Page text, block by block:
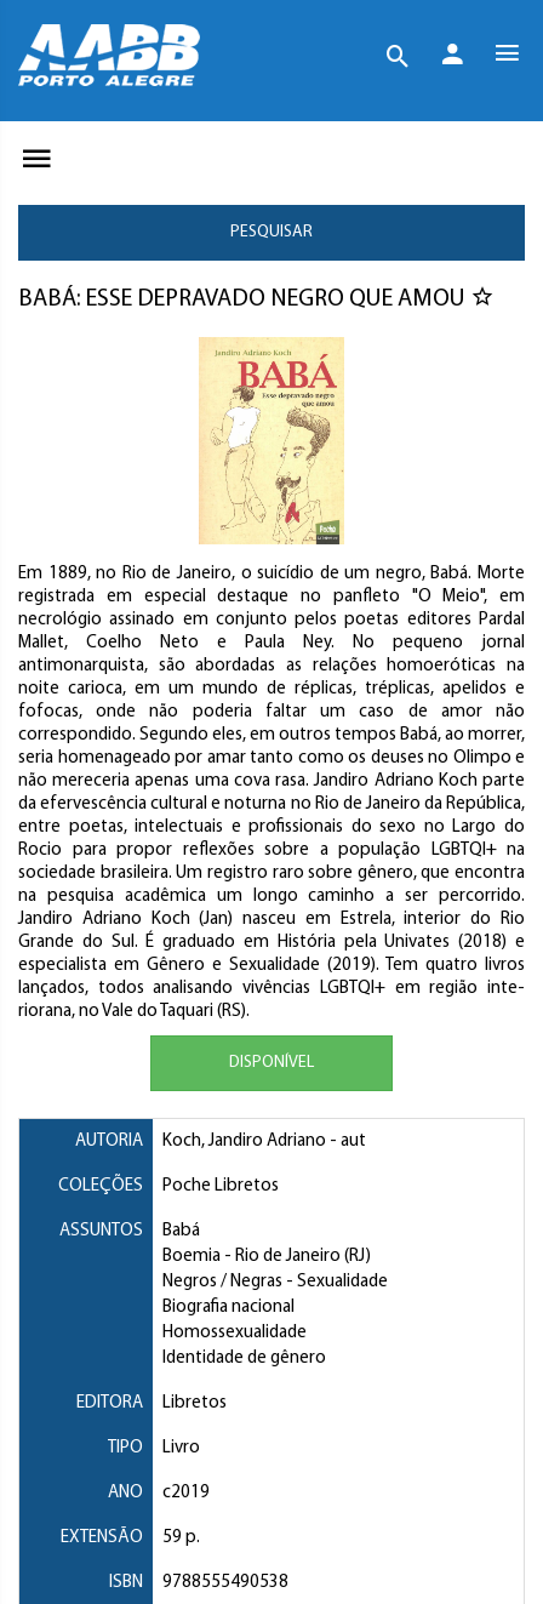
PESQUISAR
BABÁ: ESSE DEPRAVADO NEGRO QUE AMOU
Em 1889, no Rio de Janeiro, o suicídio de um negro, Babá. Morte
registrada em especial destaque no panfleto "O Meio", em
necrológio assinado em conjunto pelos poetas editores Pardal
Mallet, Coelho Neto e Paula Ney. No pequeno jornal
antimonarquista, são abordadas as relações homoeróticas na
noite carioca, em um mundo de réplicas, tréplicas, apelidos e
fofocas, onde não poderia faltar um caso de amor não
correspondido. Segundo eles, em outros tempos Babá, ao morrer,
seria homenageado por amar tanto como os deuses no Olimpo e
não mereceria apenas uma cova rasa. Jandiro Adriano Koch parte
da efervescência cultural e noturna no Rio de Janeiro da República,
entre poetas, intelectuais e profissionais do sexo no Largo do
Rocio para propor reflexões sobre a população LGBTQI+ na
sociedade brasileira. Um registro raro sobre gênero, que encontra
na pesquisa acadêmica um longo caminho a ser percorrido.
Jandiro Adriano Koch (Jan) nasceu em Estrela, interior do Rio
Grande do Sul. É graduado em História pela Univates (2018) e
especialista em Gênero e Se­xualidade (2019). Tem quatro li­vros
lançados, todos analisando vivências LGBTQI+ em região in­te­
riorana, no Vale do Taquari (RS).
DISPONÍVEL
AUTORIA Koch, Jandiro Adriano - aut
COLEÇÕES Poche Libretos
ASSUNTOS
Babá
Boemia - Rio de Janeiro (RJ)
Negros / Negras - Sexualidade
Biografia nacional
Homossexualidade
Identidade de gênero
EDITORA Libretos
TIPO Livro
ANO c2019
EXTENSÃO 59 p.
ISBN 9788555490538